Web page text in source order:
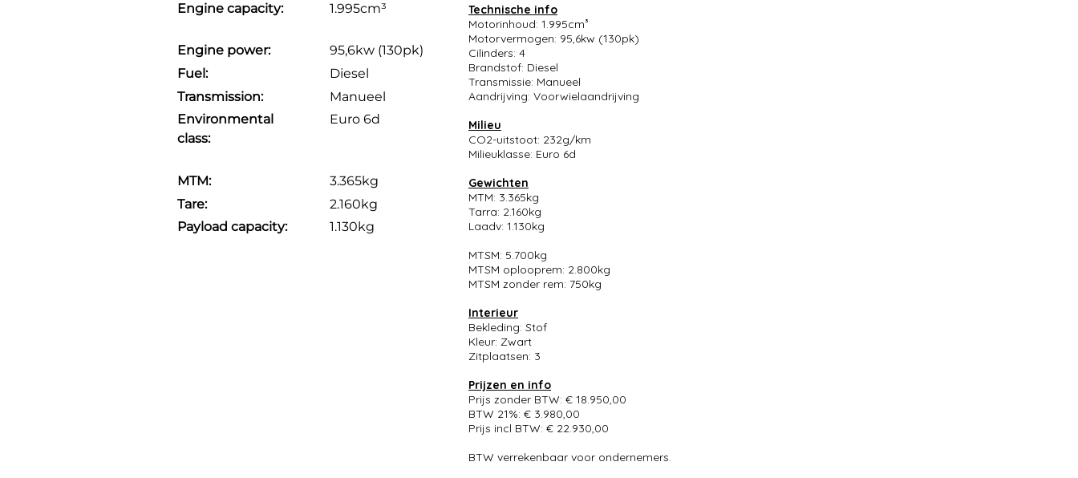
Engine capacity:
1.995cm³
Engine power:
95,6kw (130pk)
Fuel:
Diesel
Transmission:
Manueel
Environmental
class:
Euro 6d
MTM:
3.365kg
Tare:
2.160kg
Payload capacity:
1.130kg
Technische info
Motorinhoud: 1.995cm³
Motorvermogen: 95,6kw (130pk)
Cilinders: 4
Brandstof: Diesel
Transmissie: Manueel
Aandrijving: Voorwielaandrijving
Milieu
CO2-uitstoot: 232g/km
Milieuklasse: Euro 6d
Gewichten
MTM: 3.365kg
Tarra: 2.160kg
Laadv: 1.130kg
MTSM: 5.700kg
MTSM oplooprem: 2.800kg
MTSM zonder rem: 750kg
Interieur
Bekleding: Stof
Kleur: Zwart
Zitplaatsen: 3
Prijzen en info
Prijs zonder BTW: € 18.950,00
BTW 21%: € 3.980,00
Prijs incl BTW: € 22.930,00
BTW verrekenbaar voor ondernemers.